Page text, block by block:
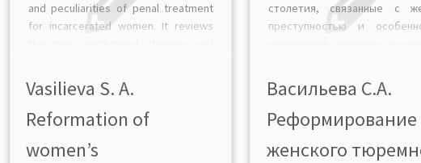
and peculiarities of penal treatment
for incarcerated women. It reviews
modern concepts in the historical and
criminological literature representing
controversial views on […]
Vasilieva S. A.
Reformation of
women’s
столетия, связанные с
преступностью и
основные
преобразования и
реформирования. Дан
современных
отраженных в
Васильева С.А.
Реформирование
женского